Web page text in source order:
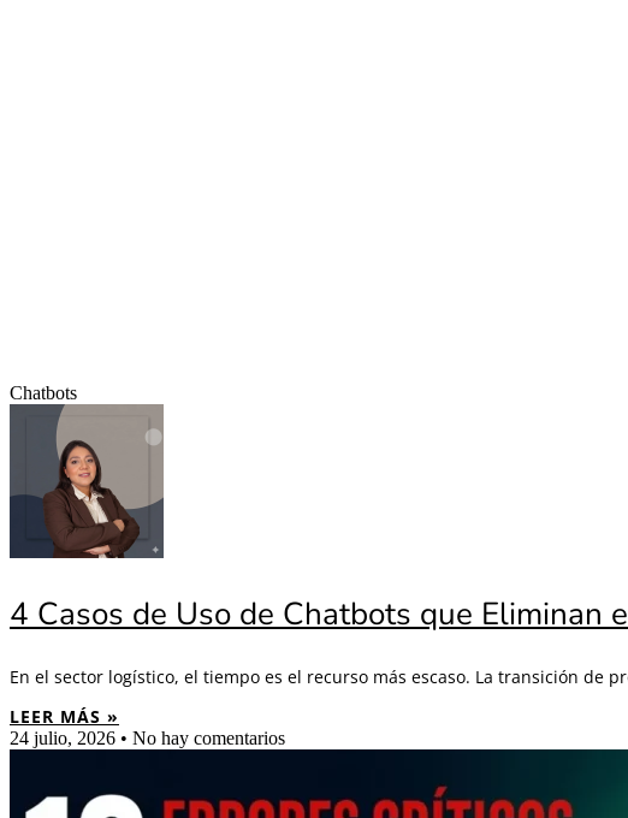
Chatbots
4 Casos de Uso de Chatbots que Eliminan
En el sector logístico, el tiempo es el recurso más escaso. La transición de
LEER MÁS »
24 julio, 2026 No hay comentarios